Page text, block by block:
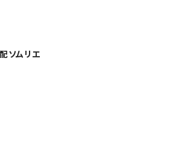
ソムリエ